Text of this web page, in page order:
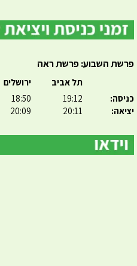
פרשת השבוע: פרשת ראה
כניסה:
יציאה:
תל אביב
19:12
20:11
ירושלים
18:50
20:09